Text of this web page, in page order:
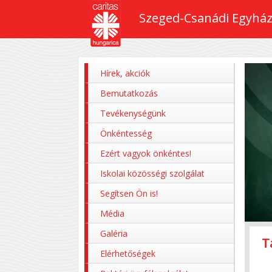
Szeged-Csanádi
Hírek, akciók
Bemutatkozás
Tevékenységünk
Önkéntesség
Ezért vagyok önkéntes!
Iskolai közösségi szolgálat
Segítsen Ön is!
Média
Galéria
Elérhetőségek